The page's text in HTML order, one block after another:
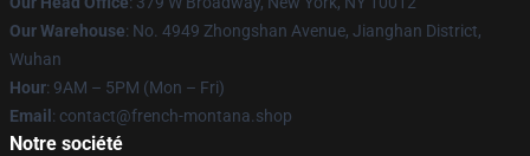
Our Warehouse: No. 4949 Zhongshan Avenue, Jianghan District,
Wuhan
Hour: 9AM – 5PM (Mon – Fri)
Email : contact@french-montana.shop
Notre société